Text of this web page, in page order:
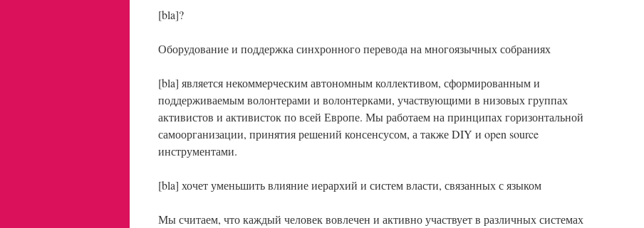
[bla]?
Оборудование и поддержка синхронного перевода на многоязычных собраниях
[bla] является некоммерческим автономным коллективом, сформированным и
поддерживаемым волонтерами и волонтерками, участвующими в низовых группах
активистов и активисток по всей Европе. Мы работаем на принципах горизонтальной
самоорганизации, принятия решений консенсусом, а также DIY и open source
инструментами.
[bla] хочет уменьшить влияние иерархий и систем власти, связанных с языком
Мы считаем, что каждый человек вовлечен и активно участвует в различных системах